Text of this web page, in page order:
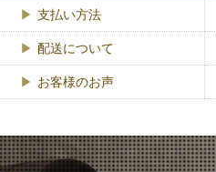
支払い方法
配送について
お客様のお声